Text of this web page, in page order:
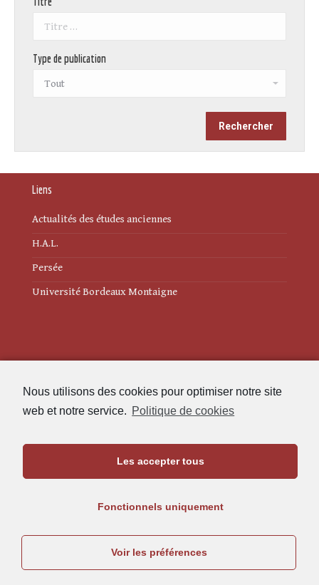
Nous utilisons des cookies pour optimiser notre site
web et notre service. Politique de cookies
Les accepter tous
Fonctionnels uniquement
Voir les préférences
Type de publication
Liens
Actualités des études anciennes
H.A.L.
Persée
Université Bordeaux Montaigne
Politique de cookies (UE)
Maison de l'Archéologie
05.57.12.45.63
rea@u-bordeaux-montaigne.fr